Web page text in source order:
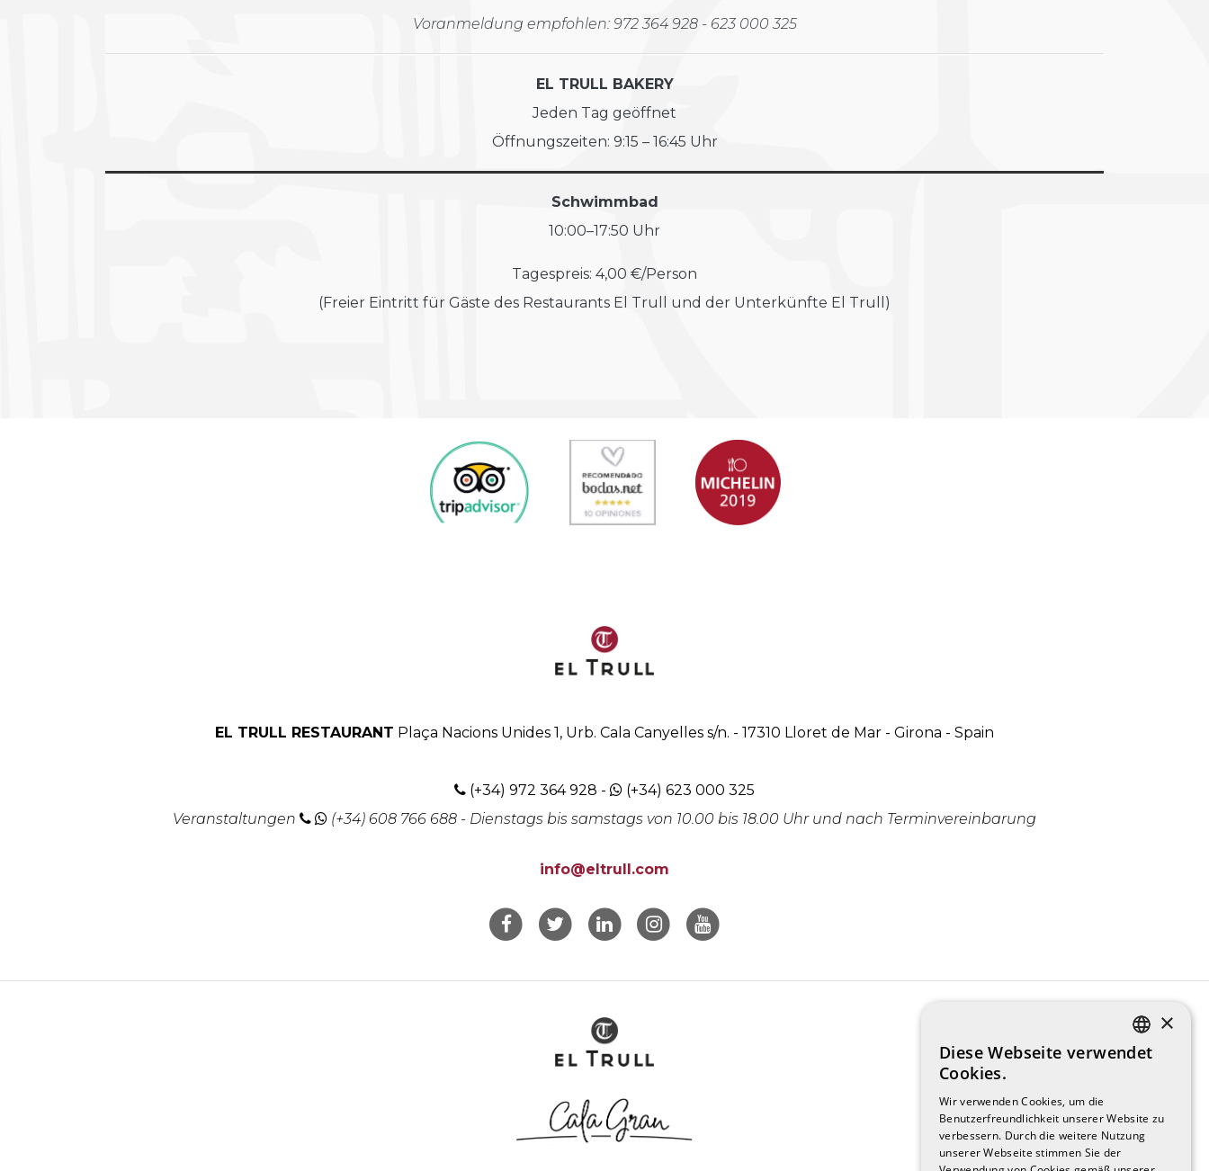
Voranmeldung empfohlen: 972 364 928 - 623 000 325
EL TRULL BAKERY
Jeden Tag geöffnet
Öffnungszeiten: 9:15 – 16:45 Uhr
Schwimmbad
10:00–17:50 Uhr
Tagespreis: 4,00 €/Person
(Freier Eintritt für Gäste des Restaurants El Trull und der Unterkünfte El Trull)
EL TRULL RESTAURANT Plaça Nacions Unides 1, Urb. Cala Canyelles s/n. - 17310 Lloret de Mar - Girona - Spain
(+34) 972 364 928 -
(+34) 623 000 325
Veranstaltungen
(+34) 608 766 688 - Dienstags bis samstags von 10.00 bis 18.00 Uhr und nach Terminvereinbarung
info@eltrull.com
CATALAN
ENGLISH
×
Diese Webseite verwendet
Cookies.
Wir verwenden Cookies, um die
Benutzerfreundlichkeit unserer Website zu
verbessern. Durch die weitere Nutzung
unserer Webseite stimmen Sie der